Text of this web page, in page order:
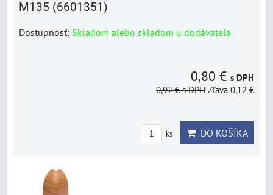
M135 (6601351)
Dostupnosť: Skladom alebo skladom u dodávateľa
0,80 € s DPH
0,92 €s DPH Zľava 0,12 €
ks DO KOŠÍKA